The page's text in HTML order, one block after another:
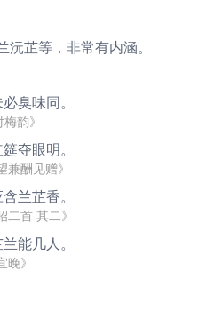
芷等，非常有内涵。
臭味同。
韵》
夺眼明。
酬见赠》
兰芷香。
首 其二》
兰能几人。
》